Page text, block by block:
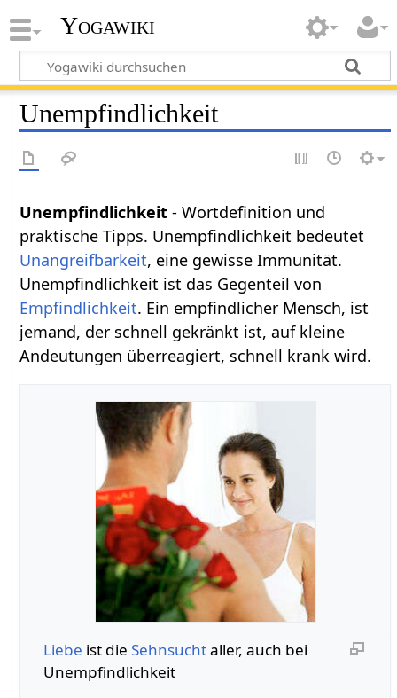
Yogawiki
Unempfindlichkeit
Unempfindlichkeit- Wortdefinition und
praktische Tipps. Unempfindlichkeit bedeutet
Unangreifbarkeit, eine gewisse Immunität.
Unempfindlichkeit ist das Gegenteil von
Empfindlichkeit. Ein empfindlicher Mensch, ist
jemand, der schnell gekränkt ist, auf kleine
Andeutungen überreagiert, schnell krank wird.
Liebe ist die Sehnsuchtaller, auch bei
Unempfindlichkeit